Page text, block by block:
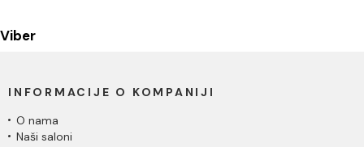
Viber
INFORMACIJE O KOMPANIJI
O nama
Naši saloni